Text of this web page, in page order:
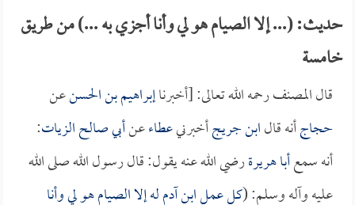
حديث: (... إلا الصيام هو لي وأنا أجزي به ...) من طريق
خامسة
قال المصنف رحمه الله تعالى: [أخبرناإبراهيم بن الحسنعن
حجاجأنه قالابن جريجأخبرنيعطاءعنأبي صالح الزيات:
أنه سمعأبا هريرةرضي الله عنه يقول: قال رسول الله صلى الله
عليه وآله وسلم: (كل عمل ابن آدم له إلا الصيام هو لي وأنا